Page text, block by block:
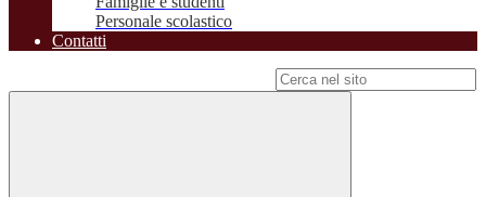
Personale scolastico
Contatti